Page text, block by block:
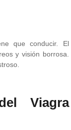
que conducir. El
y visión borrosa.
Viagra